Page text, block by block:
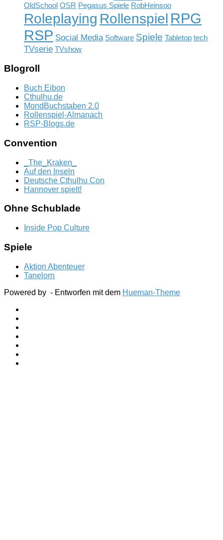
OldSchool OSR Pegasus Spiele RobHeinsoo
Roleplaying Rollenspiel RPG
RSP Social Media Software Spiele Tabletop tech
TVserie TVshow
Blogroll
Buch Eibon
Cthulhu.de
MondBuchstaben 2.0
Rollenspiel-Almanach
RSP-Blogs.de
Convention
_The_Kraken_
Auf den Inseln
Deutsche Cthulhu Con
Hannover spielt!
Ohne Schublade
Inside Pop Culture
Spiele
Aktion Abenteuer
Tanelorn
Powered by - Entworfen mit dem Hueman-Theme